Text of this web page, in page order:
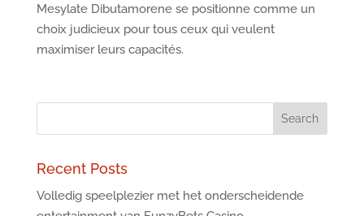
Mesylate Dibutamorene se positionne comme un
choix judicieux pour tous ceux qui veulent
maximiser leurs capacités.
Recent Posts
Volledig speelplezier met het onderscheidende